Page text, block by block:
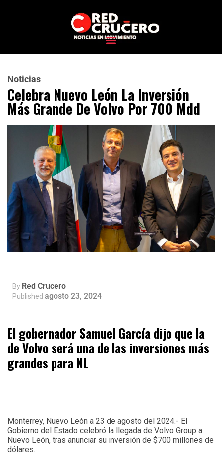
Noticias
Celebra Nuevo León La Inversión
Más Grande De Volvo Por 700 Mdd
By Red Crucero
Published agosto 23, 2024
El gobernador Samuel García dijo que la
de Volvo será una de las inversiones más
grandes para NL
Monterrey, Nuevo León a 23 de agosto del 2024.- El
Gobierno del Estado celebró la llegada de Volvo Group a
Nuevo León, tras anunciar su inversión de $700 millones de
dólares.